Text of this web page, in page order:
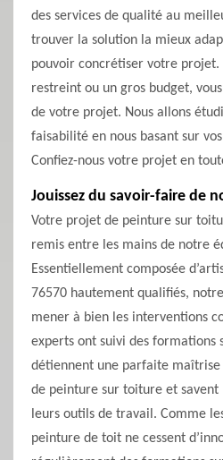
des services de qualité au
trouver la solution la mieux
pouvoir concrétiser votre projet.
restreint ou un gros budget,
de votre projet. Nous allons
faisabilité en nous basant sur
Confiez-nous votre projet en
Jouissez du savoir-faire de
Votre projet de peinture sur
remis entre les mains de notre
Essentiellement composée
76570 hautement qualifiés,
mener à bien les interventions
experts ont suivi des formations
détiennent une parfaite maîtrise
de peinture sur toiture et
leurs outils de travail. Comme
peinture de toit ne cessent